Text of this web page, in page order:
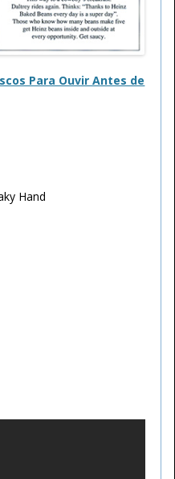
Para Ouvir Antes de
Hand